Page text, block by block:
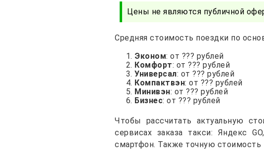
Цены не являются публичной
Средняя стоимость поездки по
Эконом: от ??? рублей
Комфорт: от ??? рублей
Универсал: от ??? рублей
Компактвэн: от ??? рублей
Минивэн: от ??? рублей
Бизнес: от ??? рублей
Чтобы рассчитать актуальную
сервисах заказа такси: Яндекс
смартфон. Также точную стоимость